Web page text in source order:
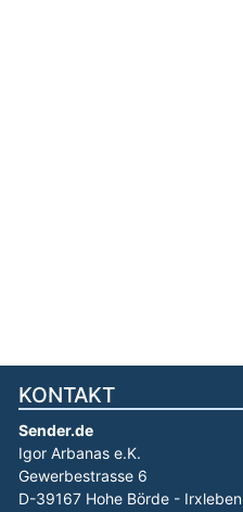
KONTAKT
Sender.de
Igor Arbanas e.K.
Gewerbestrasse 6
D-39167 Hohe Börde - Irxleben